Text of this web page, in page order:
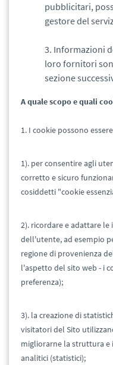
pubblicitari,
gestore del
3. Informazioni
loro fornitori
sezione
A quale scopo e quali
1. I cookie possono
1). per consentire agli
corretto e sicuro
cosiddetti "cookie
2). ricordare e adattare
dell'utente, ad esempio
regione di provenienza
l'aspetto del sito web - i
preferenza);
3). la creazione di
visitatori del Sito
migliorarne la struttura e
analitici (statistici);